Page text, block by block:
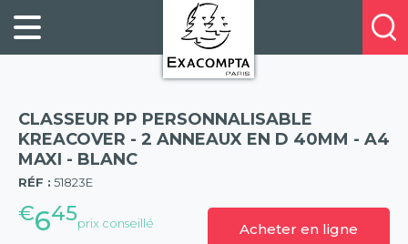
FILING
ORGANISATION
PRESENTATION
BUSINESS
BOOKS
&
PADS
À
PROPOS
NOS
E-
CATALOGUES
POINTS
DE
VENTE
Profitez
de
réduction
sur
la
nouvelle
gamme
CLASSEUR PP PERSONNALISABLE
KREACOVER - 2 ANNEAUX EN D 40MM - A4
MAXI - BLANC
RÉF : 51823E
€645prix conseillé Acheter en ligne
(57)
Panneau de gestion des cookies